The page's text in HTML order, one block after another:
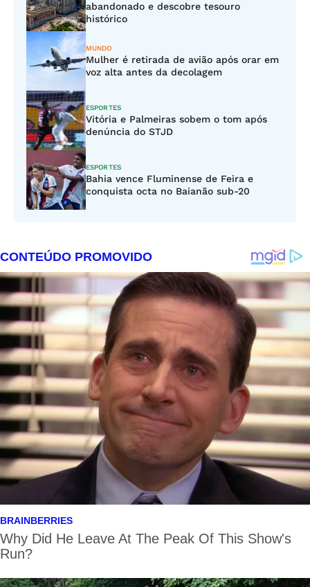
abandonado e descobre tesouro
histórico
MUNDO
Mulher é retirada de avião após orar em
voz alta antes da decolagem
ESPORTES
Vitória e Palmeiras sobem o tom após
denúncia do STJD
ESPORTES
Bahia vence Fluminense de Feira e
conquista octa no Baianão sub-20